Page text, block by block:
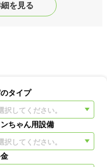
タイプ
択してください。
ちゃん用設備
択してください。
を見る